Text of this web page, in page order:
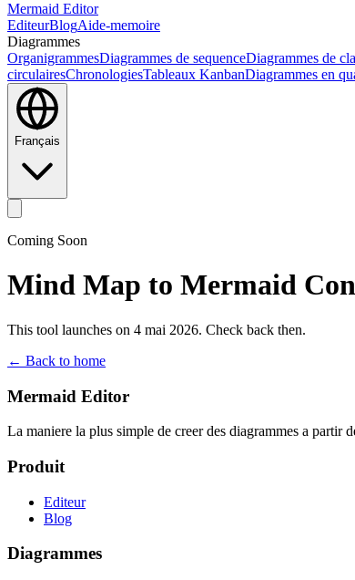
Mermaid Editor
EditeurBlogAide-memoire
Diagrammes
OrganigrammesDiagrammes de sequenceDiagrammes de
circulairesChronologiesTableaux KanbanDiagrammes en
Français
Coming Soon
Mind Map to Mermaid
This tool launches on 4 mai 2026. Check back then.
← Back to home
Mermaid Editor
La maniere la plus simple de creer des diagrammes a partir
Produit
Editeur
Blog
Diagrammes